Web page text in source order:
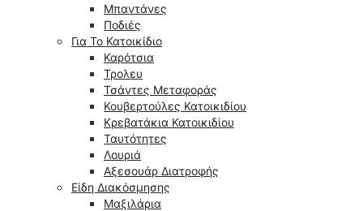
Μπαντάνες
Ποδιές
Για Το Κατοικίδιο
Καρότσια
Τρολευ
Τσάντες Μεταφοράς
Κουβερτούλες Κατοικιδίου
Κρεβατάκια Κατοικιδίου
Ταυτότητες
Λουριά
Αξεσουάρ Διατροφής
Είδη Διακόσμησης
Μαξιλάρια